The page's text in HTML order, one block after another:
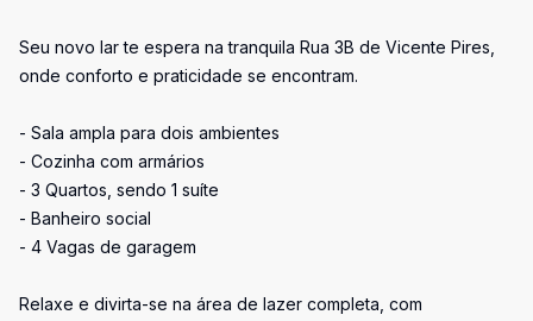
Seu novo lar te espera na tranquila Rua 3B de Vicente Pires,
onde conforto e praticidade se encontram.
- Sala ampla para dois ambientes
- Cozinha com armários
- 3 Quartos, sendo 1 suíte
- Banheiro social
- 4 Vagas de garagem
Relaxe e divirta-se na área de lazer completa, com